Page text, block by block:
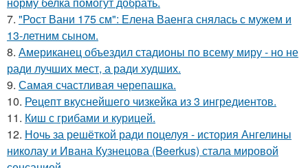
7. "Рост Вани 175 см": Елена Ваенга снялась с мужем и
13-летним сыном.
8. Американец объездил стадионы по всему миру - но не
ради лучших мест, а ради худших.
9. Самая счастливая черепашка.
10. Рецепт вкуснейшего чизкейка из 3 ингредиентов.
11. Киш с грибами и курицей.
12. Ночь за решёткой ради поцелуя - история Ангелины
николау и Ивана Кузнецова (Beerkus) стала мировой